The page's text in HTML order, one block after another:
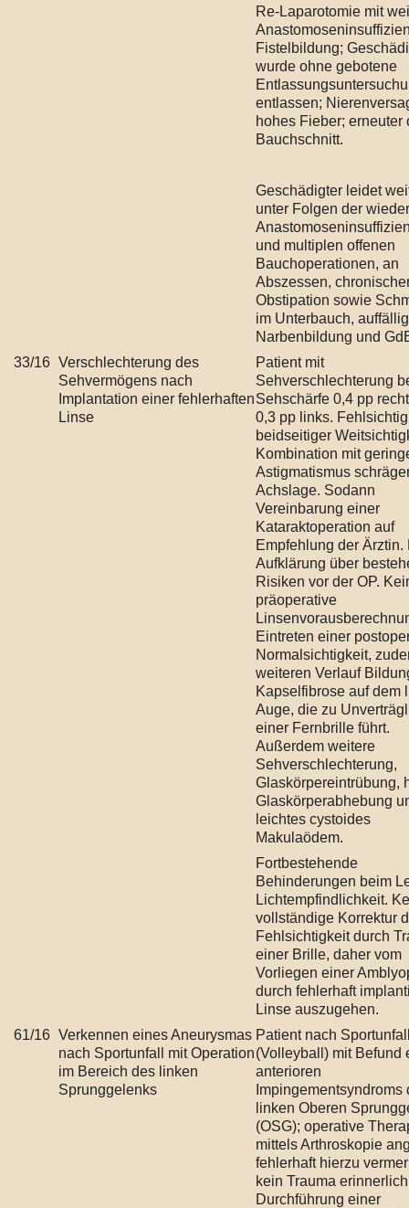
Re-Laparotomie mit
Fistelbildung;
wurde ohne gebotene
entlassen;
hohes Fieber; erneuter
Bauchschnitt.
Geschädigter leidet
unter Folgen der
und multiplen offenen
Bauchoperationen, an
Abszessen,
Obstipation sowie
im Unterbauch,
Narbenbildung und
33/16 Verschlechterung des
Sehvermögens nach
Implantation einer fehlerhaften
Linse
Patient mit
Sehverschlechterung
Sehschärfe 0,4 pp
0,3 pp links.
beidseitiger
Kombination mit
Astigmatismus
Achslage. Sodann
Vereinbarung einer
Kataraktoperation auf
Empfehlung der Ärztin.
Aufklärung über
Risiken vor der OP.
präoperative
Eintreten einer
Normalsichtigkeit,
weiteren Verlauf
Kapselfibrose auf dem
Auge, die zu
einer Fernbrille führt.
Außerdem weitere
Sehverschlechterung,
Glaskörpereintrübung,
Glaskörperabhebung
leichtes cystoides
Makulaödem.
Fortbestehende
Behinderungen beim
Lichtempfindlichkeit.
vollständige Korrektur
Fehlsichtigkeit durch
einer Brille, daher vom
Vorliegen einer
durch fehlerhaft
Linse auszugehen.
61/16 Verkennen eines Aneurysmas
nach Sportunfall mit Operation
im Bereich des linken
Sprunggelenks
Patient nach
(Volleyball) mit Befund
anterioren
Impingementsyndroms
linken Oberen
(OSG); operative
mittels Arthroskopie
fehlerhaft hierzu
kein Trauma
Durchführung einer